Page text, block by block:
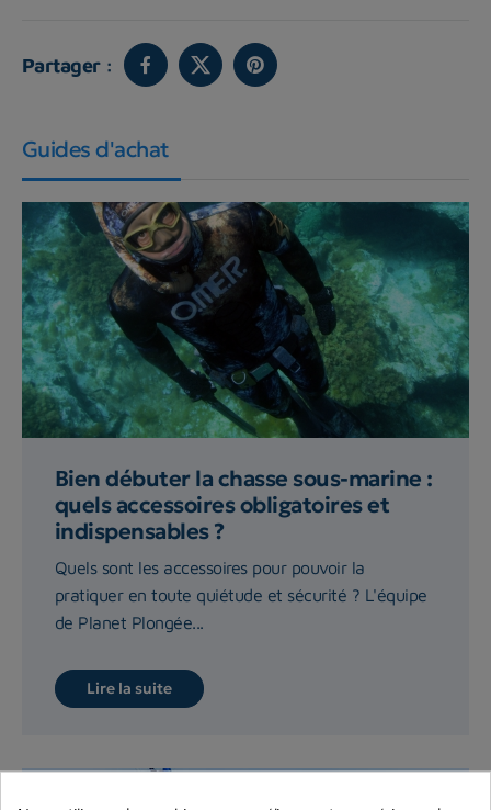
Partager :
Guides d'achat
Bien débuter la chasse sous-marine :
quels accessoires obligatoires et
indispensables ?
Quels sont les accessoires pour pouvoir la
pratiquer en toute quiétude et sécurité ? L'équipe
de Planet Plongée...
Lire la suite